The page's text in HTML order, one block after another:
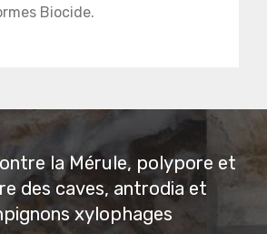
Biocide.
la Mérule, polypore et
des caves, antrodia et
xylophages